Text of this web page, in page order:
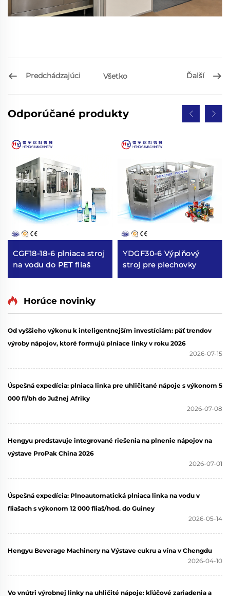
Predchádzajúci Všetko Ďalší
Odporúčané produkty
CGF18-18-6 plniaca stroj
na vodu do PET fliaš
YDGF30-6 Výplňový
stroj pre plechovky
Horúce novinky
Od vyššieho výkonu k inteligentnejším investíciám: päť trendov
výroby nápojov, ktoré formujú plniace linky v roku 2026
2026-07-15
Úspešná expedícia: plniaca linka pre uhličitané nápoje s výkonom 5
000 fl/bh do Južnej Afriky
2026-07-08
Hengyu predstavuje integrované riešenia na plnenie nápojov na
výstave ProPak China 2026
2026-07-01
Úspešná expedícia: Plnoautomatická plniaca linka na vodu v
fliašach s výkonom 12 000 fliaš/hod. do Guiney
2026-05-14
Hengyu Beverage Machinery na Výstave cukru a vína v Chengdu
2026-04-10
Vo vnútri výrobnej linky na uhličité nápoje: kľúčové zariadenia a